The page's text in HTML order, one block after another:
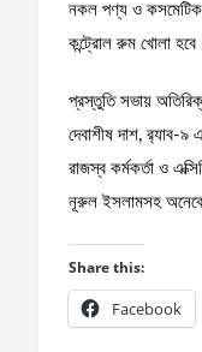
নকল পণ্য ও কসমেটিকস
কন্ট্রোল রুম খোলা
প্রস্তুতি সভায়
দেবাশীষ দাশ, র‌্যাব-
রাজস্ব কর্মকর্তা ও
নূরুল ইসলামসহ
Share this:
Facebook